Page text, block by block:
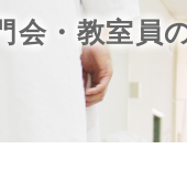
会・教室員